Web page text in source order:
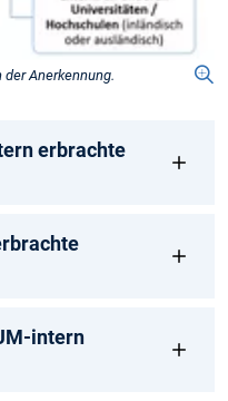
Anerkennung.
erbrachte
intern